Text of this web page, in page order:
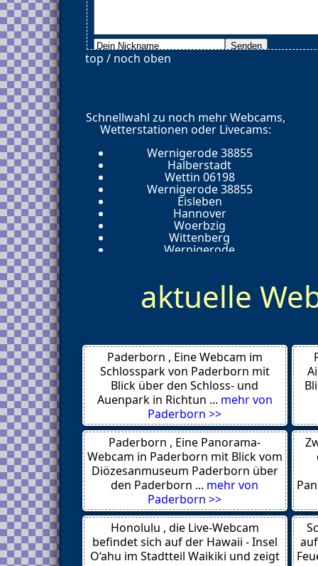
top / noch oben
Schnellwahl zu noch mehr Webcams,
Wetterstationen oder Livecams:
Wernigerode 38855
Halberstadt
Wettin 06198
Wernigerode 38855
Eisleben
Hannover
Woerbzig
Wittenberg
Wernigerode
Quedlinburg
Muehlanger
Magdeburg
Grobleben
Bergwitz
Dessau
Brocken
Bernburg
Coswig
Schwalbach 66773
Saarbruecken
Elversberg
Saarbruecken
Illingen-Wurstweiler
Ottweiler 66564
Quierschied
Riegelsberg
Nohfelden Bosen 66625
Ingelheim
Koblenz
Koblenz 56068
aktuelle
Paderborn , Eine Webcam im
Schlosspark von Paderborn mit
Blick über den Schloss- und
Auenpark in Richtun ... mehr von
Paderborn >>
Paderborn , Eine Panorama-
Webcam in Paderborn mit Blick vom
Diözesanmuseum Paderborn über
den Paderborn ... mehr von
Paderborn >>
Honolulu , die Live-Webcam
befindet sich auf der Hawaii - Insel
O‘ahu im Stadtteil Waikiki und zeigt